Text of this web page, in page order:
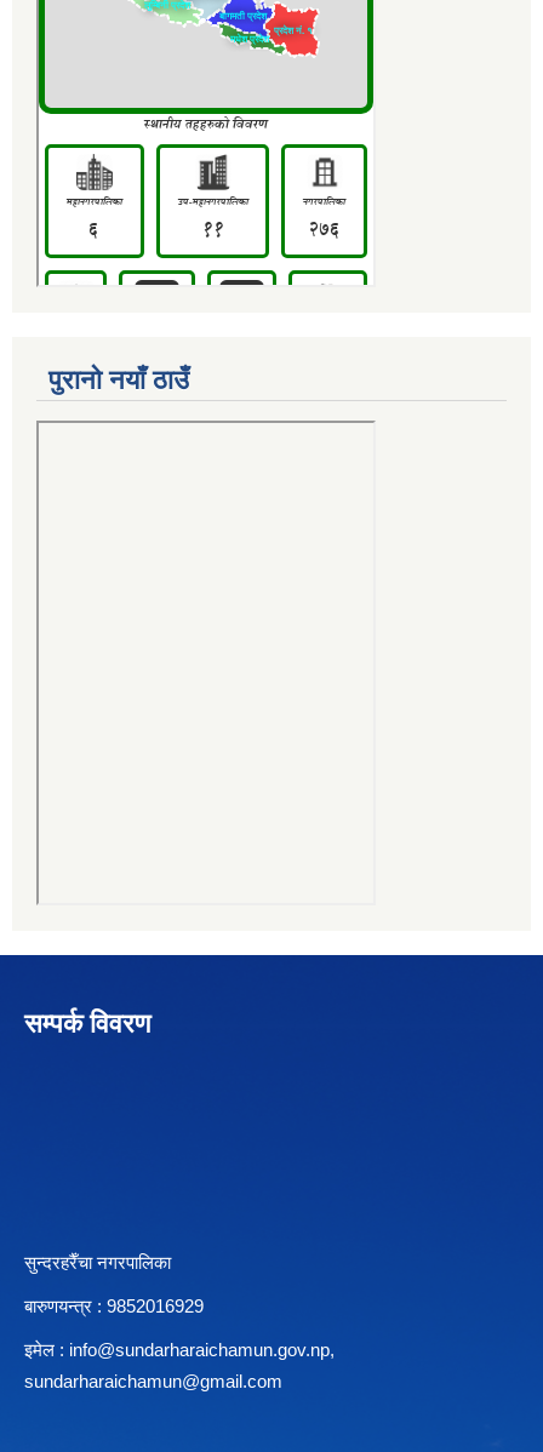
पुरानो नयाँ ठाउँ
सम्पर्क विवरण
सुन्दरहरैँचा नगरपालिका
बारुणयन्त्र : 9852016929
इमेल : info@sundarharaichamun.gov.np,
sundarharaichamun@gmail.com